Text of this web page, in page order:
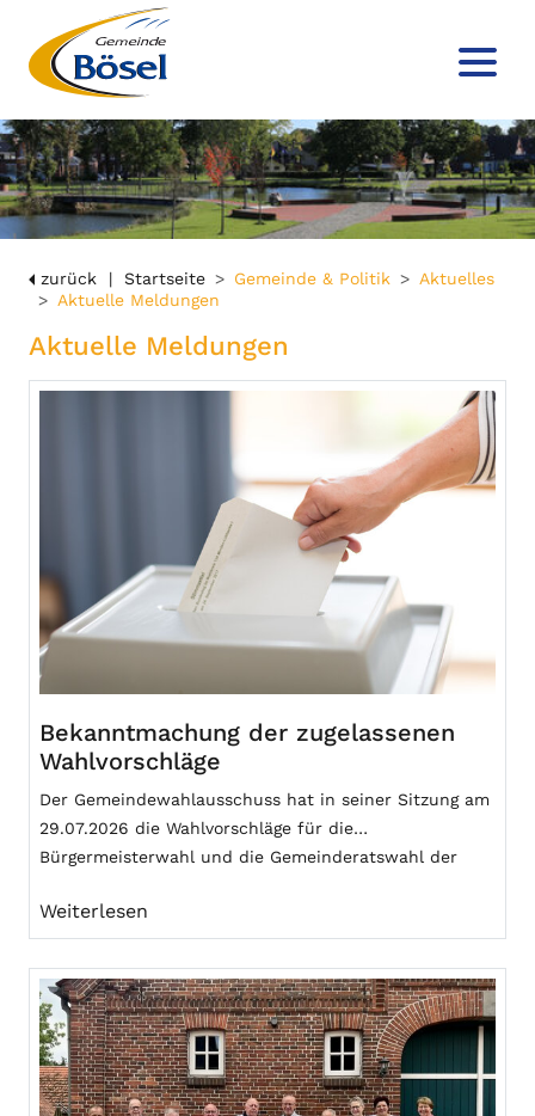
zurück Startseite Gemeinde & Politik
Aktuelles
Aktuelle Meldungen
Aktuelle Meldungen
Bekanntmachung der zugelassenen
Wahlvorschläge
Der Gemeindewahlausschuss hat in seiner Sitzung am
29.07.2026 die Wahlvorschläge für die
Bürgermeisterwahl und die Gemeinderatswahl der
Weiterlesen